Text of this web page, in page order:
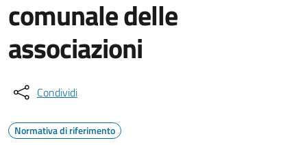
comunale delle
associazioni
Condividi
Normativa di riferimento